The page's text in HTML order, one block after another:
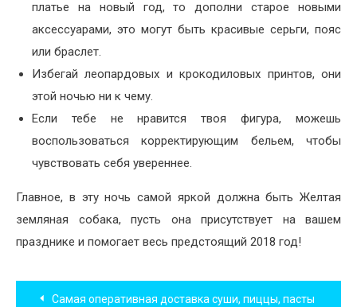
платье на новый год, то дополни старое новыми
аксессуарами, это могут быть красивые серьги, пояс
или браслет.
Избегай леопардовых и крокодиловых принтов, они
этой ночью ни к чему.
Если тебе не нравится твоя фигура, можешь
воспользоваться корректирующим бельем, чтобы
чувствовать себя увереннее.
Главное, в эту ночь самой яркой должна быть Желтая
земляная собака, пусть она присутствует на вашем
празднике и помогает весь предстоящий 2018 год!
Навигация
Самая оперативная доставка суши, пиццы, пасты